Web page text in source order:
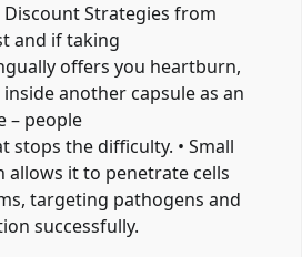
Discount Strategies from
and if taking
offers you heartburn,
another capsule as an
– people
stops the difficulty. • Small
allows it to penetrate cells
targeting pathogens and
successfully.